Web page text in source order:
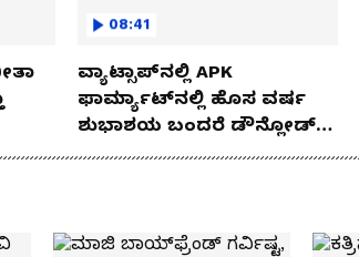
08:41
ವ್ಯಾಟ್ಸಾಪ್‌ನಲ್ಲಿ APK
ಫಾರ್ಮ್ಯಾಟ್‌ನಲ್ಲಿ ಹೊಸ ವರ್ಷ
ಶುಭಾಶಯ ಬಂದರೆ ಡೌನ್ಲೋಡ್
ಮಾಡಬೇಡಿ!